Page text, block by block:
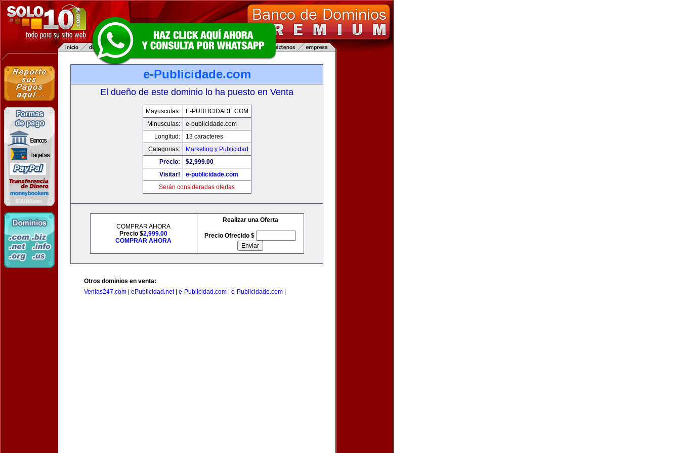
e-Publicidade.com
El dueño de este dominio lo ha puesto en Venta
Mayusculas:
E-PUBLICIDADE.COM
Minusculas:
e-publicidade.com
Longitud:
13 caracteres
Categorias:
Marketing y Publicidad
Precio:
$2,999.00
Visitar!
e-publicidade.com
Serán consideradas ofertas
COMPRAR AHORA
Precio $2,999.00
COMPRAR AHORA
Realizar una Oferta
Precio Ofrecido $
Otros dominios en venta:
Ventas247.com
ePublicidad.net| e-Publicidad.com e-Publicidade.com